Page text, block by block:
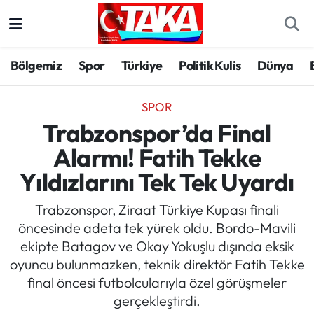
Bölgemiz Spor Türkiye Politik Kulis Dünya
SPOR
Trabzonspor’da Final
Alarmı! Fatih Tekke
Yıldızlarını Tek Tek Uyardı
Trabzonspor, Ziraat Türkiye Kupası finali
öncesinde adeta tek yürek oldu. Bordo-Mavili
ekipte Batagov ve Okay Yokuşlu dışında eksik
oyuncu bulunmazken, teknik direktör Fatih Tekke
final öncesi futbolcularıyla özel görüşmeler
gerçekleştirdi.
Spor
Türkiye
Kültür/Sanat
Politika
Politik Kulis
Dünya
Trabzon Hava Durumu
Trabzon Trafik Yoğunluk Haritası
Süper Lig Puan Durumu ve Fikstür
Tüm Manşetler
Son Dakika Haberleri
Haber Arşivi